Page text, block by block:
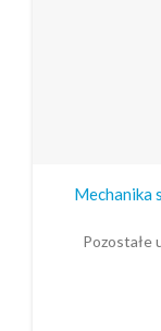
Mechanika
Pozostałe